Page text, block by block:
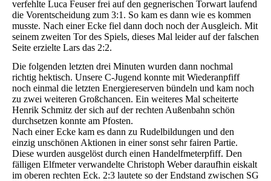
verfehlte Luca Feuser frei auf den gegnerischen Torwart laufend
die Vorentscheidung zum 3:1. So kam es dann wie es kommen
musste. Nach einer Ecke fiel dann doch noch der Ausgleich. Mit
seinem zweiten Tor des Spiels, dieses Mal leider auf der falschen
Seite erzielte Lars das 2:2.
Die folgenden letzten drei Minuten wurden dann nochmal
richtig hektisch. Unsere C-Jugend konnte mit Wiederanpfiff
noch einmal die letzten Energiereserven bündeln und kam noch
zu zwei weiteren Großchancen. Ein weiteres Mal scheiterte
Henrik Schmitz der sich auf der rechten Außenbahn schön
durchsetzen konnte am Pfosten.
Nach einer Ecke kam es dann zu Rudelbildungen und den
einzig unschönen Aktionen in einer sonst sehr fairen Partie.
Diese wurden ausgelöst durch einen Handelfmeterpfiff. Den
fälligen Elfmeter verwandelte Christoph Weber daraufhin eiskalt
im oberen rechten Eck. 2:3 lautete so der Endstand zwischen SG